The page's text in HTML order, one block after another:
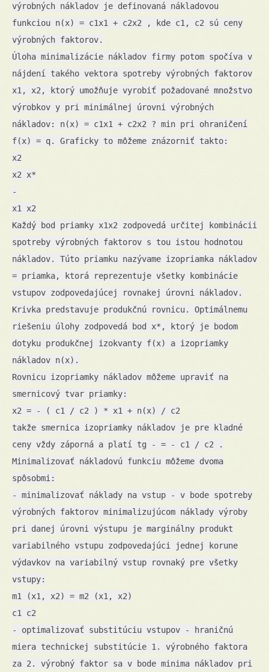
výrobných nákladov je definovaná nákladovou
funkciou n(x) = c1x1 + c2x2 , kde c1, c2 sú ceny
výrobných faktorov.
Úloha minimalizácie nákladov firmy potom spočíva v
nájdení takého vektora spotreby výrobných faktorov
x1, x2, ktorý umožňuje vyrobiť požadované množstvo
výrobkov y pri minimálnej úrovni výrobných
nákladov: n(x) = c1x1 + c2x2 ? min pri ohraničení
f(x) = q. Graficky to môžeme znázorniť takto:
x2
x2 x*
-
x1 x2
Každý bod priamky x1x2 zodpovedá určitej kombinácii
spotreby výrobných faktorov s tou istou hodnotou
nákladov. Túto priamku nazývame izopriamka nákladov
= priamka, ktorá reprezentuje všetky kombinácie
vstupov zodpovedajúcej rovnakej úrovni nákladov.
Krivka predstavuje produkčnú rovnicu. Optimálnemu
riešeniu úlohy zodpovedá bod x*, ktorý je bodom
dotyku produkčnej izokvanty f(x) a izopriamky
nákladov n(x).
Rovnicu izopriamky nákladov môžeme upraviť na
smernicový tvar priamky:
x2 = - ( c1 / c2 ) * x1 + n(x) / c2
takže smernica izopriamky nákladov je pre kladné
ceny vždy záporná a platí tg - = - c1 / c2 .
Minimalizovať nákladovú funkciu môžeme dvoma
spôsobmi:
- minimalizovať náklady na vstup - v bode spotreby
výrobných faktorov minimalizujúcom náklady výroby
pri danej úrovni výstupu je marginálny produkt
variabilného vstupu zodpovedajúci jednej korune
výdavkov na variabilný vstup rovnaký pre všetky
vstupy:
m1 (x1, x2) = m2 (x1, x2)
c1 c2
- optimalizovať substitúciu vstupov - hraničnú
miera technickej substitúcie 1. výrobného faktora
za 2. výrobný faktor sa v bode minima nákladov pri